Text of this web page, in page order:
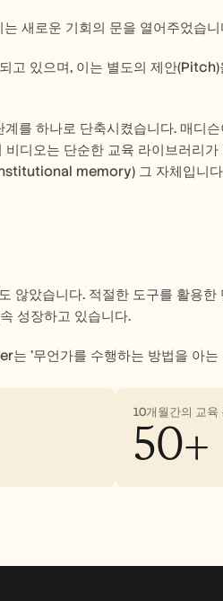
새로운 기회의 문을 열어주었습니
고 있으며, 이는 별도의 제안
를 하나로 단축시켰습니다. 매디
디오는 단순한 교육 라이브러리
memory) 그 자체입니
않았습니다. 적절한 도구를 활용한
성장하고 있습니다.
는 '무언가를 수행하는 방법을 아
10개월간의 교육
50+